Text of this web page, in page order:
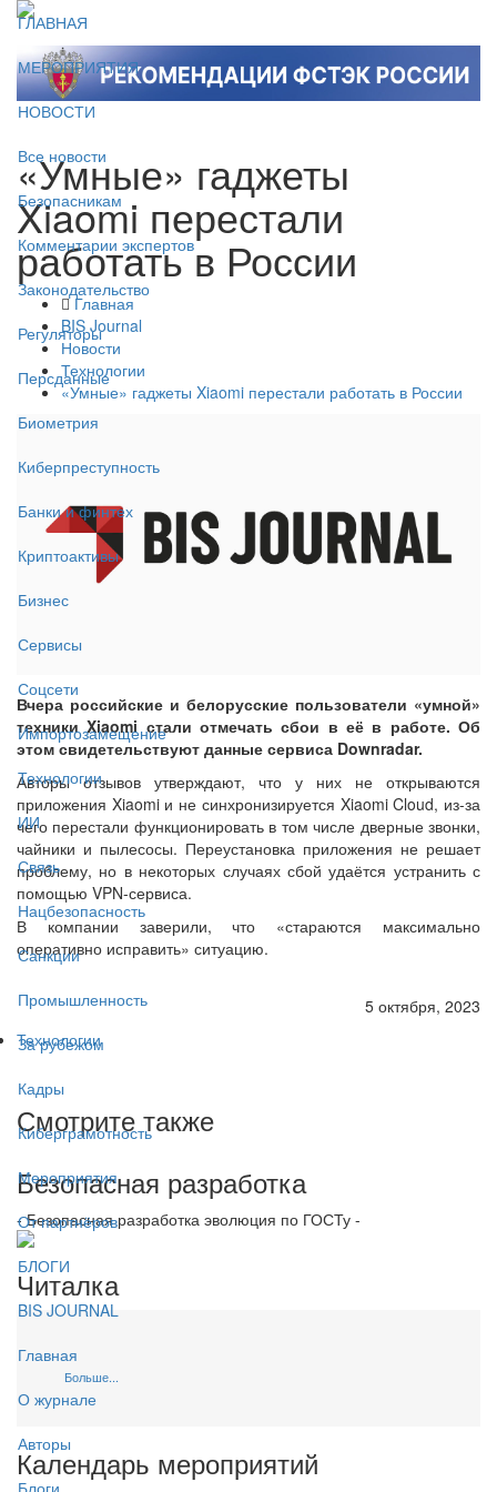
ГЛАВНАЯ
МЕРОПРИЯТИЯ
НОВОСТИ
Все новости
Безопасникам
Комментарии экспертов
Законодательство
Регуляторы
Персданные
Биометрия
Киберпреступность
Банки и финтех
Криптоактивы
Бизнес
Сервисы
Соцсети
Импортозамещение
Технологии
ИИ
Связь
Нацбезопасность
Санкции
Промышленность
За рубежом
Кадры
Киберграмотность
Мероприятия
От партнёров
БЛОГИ
BIS JOURNAL
Главная
О журнале
Авторы
Блоги
«Умные» гаджеты
Xiaomi перестали
работать в России
Главная
BIS Journal
Новости
Технологии
«Умные» гаджеты Xiaomi перестали работать в России
Вчера российские и белорусские пользователи «умной»
техники Xiaomi стали отмечать сбои в её в работе. Об
этом свидетельствуют данные сервиса Downradar.
Авторы отзывов утверждают, что у них не открываются
приложения Xiaomi и не синхронизируется Xiaomi Cloud, из-за
чего перестали функционировать в том числе дверные звонки,
чайники и пылесосы. Переустановка приложения не решает
проблему, но в некоторых случаях сбой удаётся устранить с
помощью VPN-сервиса.
В компании заверили, что «стараются максимально
оперативно исправить» ситуацию.
5 октября, 2023
Технологии
Смотрите также
Безопасная разработка
- Безопасная разработка эволюция по ГОСТу -
Читалка
Больше...
Календарь мероприятий